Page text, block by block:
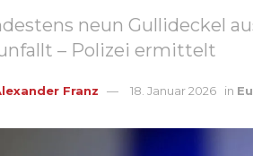
neun Gullideckel
– Polizei ermittelt
Franz 18. Januar 2026 in